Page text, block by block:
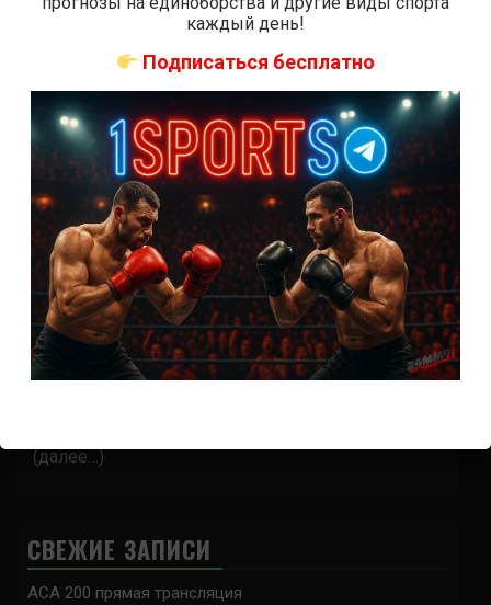
Бои ММА
Кшиштоф Йотко – Ален Амедовски
(далее…)
СВЕЖИЕ ЗАПИСИ
ACA 200 прямая трансляция
каждый день!
Подписаться бесплатно